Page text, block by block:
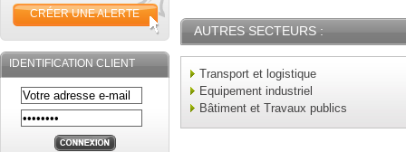
CRÉER UNE ALERTE
IDENTIFICATION CLIENT
AUTRES SECTEURS :
Transport et logistique
Equipement industriel
Bâtiment et Travaux publics